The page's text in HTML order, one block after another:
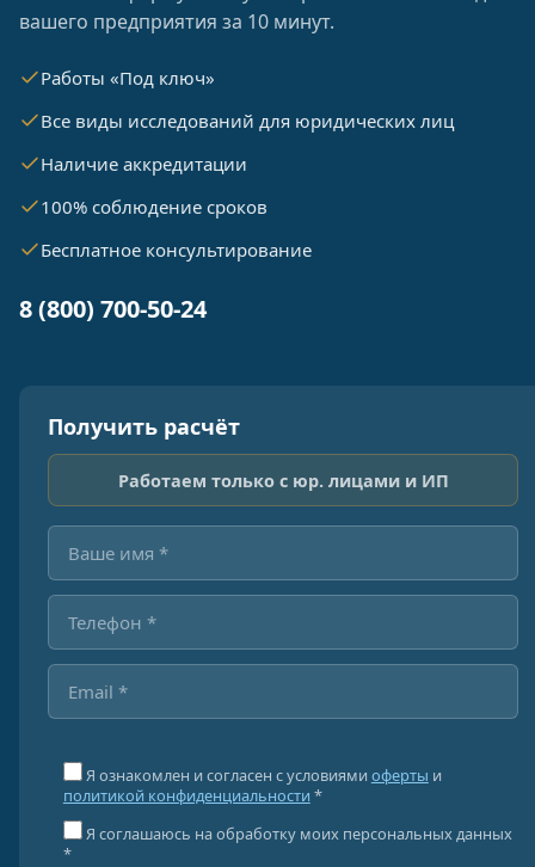
вашего предприятия за 10 минут.
Работы «Под ключ»
Все виды исследований для юридических лиц
Наличие аккредитации
100% соблюдение сроков
Бесплатное консультирование
8 (800) 700-50-24
Получить расчёт
Работаем только с юр. лицами и ИП
Я ознакомлен и согласен с условиями оферты и
политикой конфиденциальности *
Я соглашаюсь на обработку моих персональных данных
*